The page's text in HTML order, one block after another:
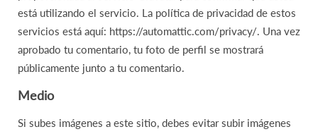
está utilizando el servicio. La política de privacidad de estos
servicios está aquí: https://automattic.com/privacy/. Una vez
aprobado tu comentario, tu foto de perfil se mostrará
públicamente junto a tu comentario.
Medio
Si subes imágenes a este sitio, debes evitar subir imágenes